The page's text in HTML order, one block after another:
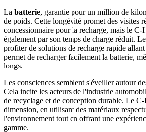
La batterie, garantie pour un million de
de poids. Cette longévité promet des visites
concessionnaire pour la recharge, mais le C-
également par son temps de charge réduit.
profiter de solutions de recharge rapide
permet de recharger facilement la batterie,
longs.
Les consciences semblent s'éveiller autour
Cela incite les acteurs de l'industrie
de recyclage et de conception durable. Le
dimension, en utilisant des matériaux
l'environnement tout en offrant une
gamme.